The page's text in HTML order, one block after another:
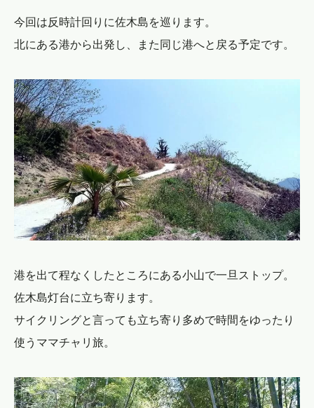
今回は反時計回りに佐木島を巡ります。
北にある港から出発し、また同じ港へと戻る予定です。
港を出て程なくしたところにある小山で一旦ストップ。
佐木島灯台に立ち寄ります。
サイクリングと言っても立ち寄り多めで時間をゆったり
使うママチャリ旅。